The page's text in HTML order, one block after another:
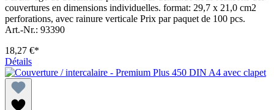
couvertures en dimensions individuelles. format: 29,7 x 21,0 cm2
perforations, avec rainure verticale Prix par paquet de 100 pcs.
Art.-Nr.: 93390
18,27 €*
Détails